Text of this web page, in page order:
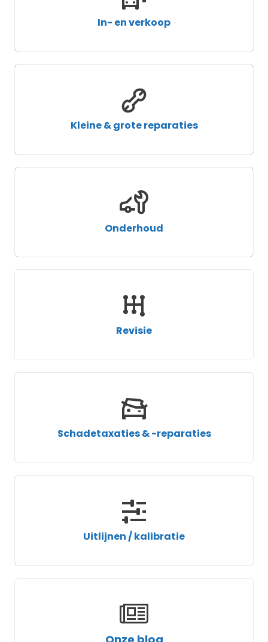
In- en verkoop
Kleine & grote reparaties
Onderhoud
Revisie
Schadetaxaties & -reparaties
Uitlijnen / kalibratie
Onze blog